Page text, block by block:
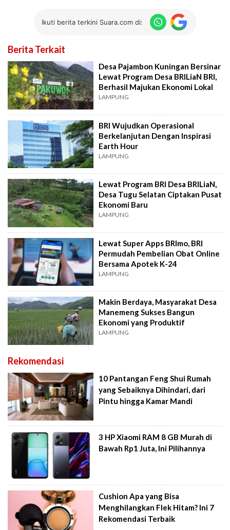
Ikuti berita terkini Suara.com di:
Berita Terkait
Desa Pajambon Kuningan Bersinar
Lewat Program Desa BRILiaN BRI,
Berhasil Majukan Ekonomi Lokal
LAMPUNG
BRI Wujudkan Operasional
Berkelanjutan Dengan Inspirasi
Earth Hour
LAMPUNG
Lewat Program BRI Desa BRILiaN,
Desa Tugu Selatan Ciptakan Pusat
Ekonomi Baru
LAMPUNG
Lewat Super Apps BRImo, BRI
Permudah Pembelian Obat Online
Bersama Apotek K-24
LAMPUNG
Makin Berdaya, Masyarakat Desa
Manemeng Sukses Bangun
Ekonomi yang Produktif
LAMPUNG
Rekomendasi
10 Pantangan Feng Shui Rumah
yang Sebaiknya Dihindari, dari
Pintu hingga Kamar Mandi
3 HP Xiaomi RAM 8 GB Murah di
Bawah Rp1 Juta, Ini Pilihannya
Cushion Apa yang Bisa
Menghilangkan Flek Hitam? Ini 7
Rekomendasi Terbaik